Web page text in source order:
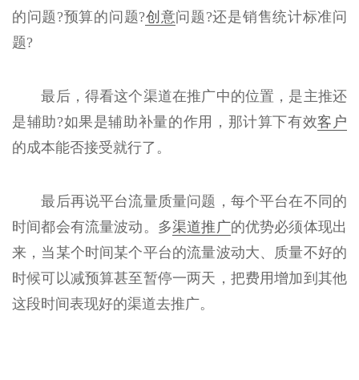
的问题?预算的问题?创意问题?还是销售统计标准问
题?
最后，得看这个渠道在推广中的位置，是主推还
是辅助?如果是辅助补量的作用，那计算下有效客户
的成本能否接受就行了。
最后再说平台流量质量问题，每个平台在不同的
时间都会有流量波动。多渠道推广的优势必须体现出
来，当某个时间某个平台的流量波动大、质量不好的
时候可以减预算甚至暂停一两天，把费用增加到其他
这段时间表现好的渠道去推广。